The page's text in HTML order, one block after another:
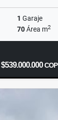
1 Garaje
70Área m2
$539.000.000COP